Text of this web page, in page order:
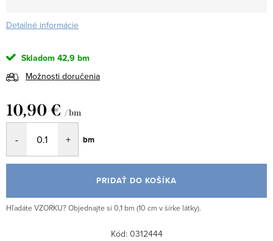
Detailné informácie
Skladom 42,9 bm
Možnosti doručenia
10,90 € / bm
cena:
bm
PRIDAŤ DO KOŠÍKA
Hľadáte VZORKU? Objednajte si 0,1 bm (10 cm v šírke látky).
Kód: 0312444